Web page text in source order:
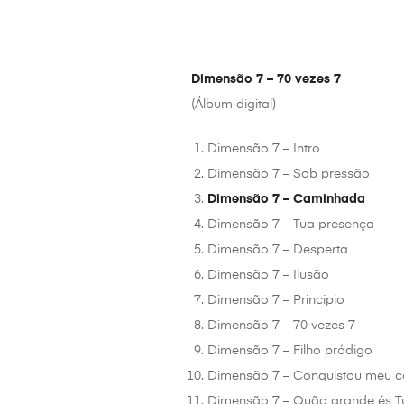
Dimensão 7 – 70 vezes 7
(Álbum digital)
Dimensão 7 – Intro
Dimensão 7 – Sob pressão
Dimensão 7 – Caminhada
Dimensão 7 – Tua presença
Dimensão 7 – Desperta
Dimensão 7 – Ilusão
Dimensão 7 – Principio
Dimensão 7 – 70 vezes 7
Dimensão 7 – Filho pródigo
Dimensão 7 – Conquistou meu
Dimensão 7 – Quão grande és